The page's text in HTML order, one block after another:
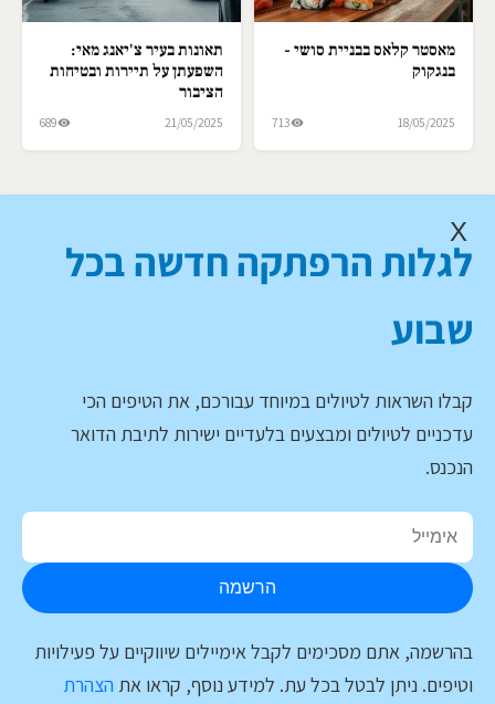
מאסטר קלאס בבניית סושי -
בנגקוק
18/05/2025
713
תאונות בעיר צ'יאנג מאי:
השפעתן על תיירות ובטיחות
הציבור
21/05/2025
689
X
לגלות הרפתקה חדשה בכל
שבוע
קבלו השראות לטיולים במיוחד עבורכם, את הטיפים הכי
עדכניים לטיולים ומבצעים בלעדיים ישירות לתיבת הדואר
הנכנס.
הרשמה
בהרשמה, אתם מסכימים לקבל אימיילים שיווקיים על פעילויות
וטיפים. ניתן לבטל בכל עת. למידע נוסף, קראו את הצהרת